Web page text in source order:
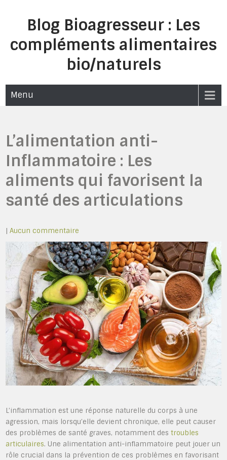
Blog Bioagresseur : Les
compléments alimentaires
bio/naturels
Menu
L’alimentation anti-
Inflammatoire : Les
aliments qui favorisent la
santé des articulations
|Aucun commentaire
L’inflammation est une réponse naturelle du corps à une
agression, mais lorsqu’elle devient chronique, elle peut causer
des problèmes de santé graves, notamment destroubles
articulaires. Une alimentation anti-inflammatoire peut jouer un
rôle crucial dans la prévention de ces problèmes en favorisant